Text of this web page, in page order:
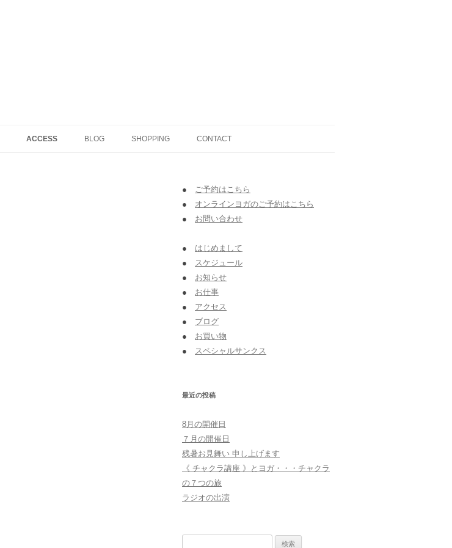
ACCESS BLOG SHOPPING CONTACT
● ご予約はこちら
● オンラインヨガのご予約はこちら
● お問い合わせ
● はじめまして
● スケジュール
● お知らせ
● お仕事
● アクセス
● ブログ
● お買い物
● スペシャルサンクス
最近の投稿
8月の開催日
７月の開催日
残暑お見舞い 申し上げます
《 チャクラ講座 》とヨガ・・・チャクラ
の７つの旅
ラジオの出演